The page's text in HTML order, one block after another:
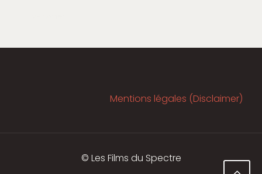
Mentions légales (Disclaimer)
© Les Films du Spectre